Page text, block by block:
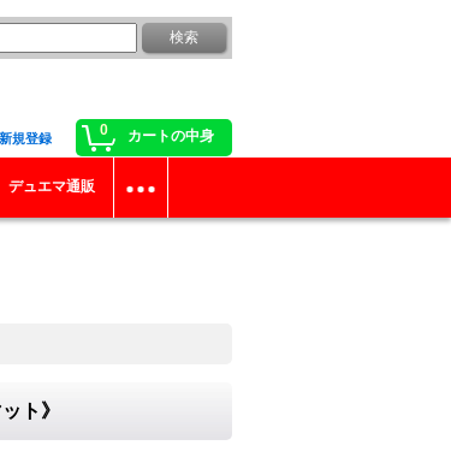
0 カートの中身
新規登録
デュエマ通販
ト》